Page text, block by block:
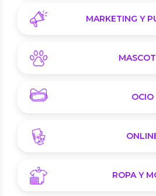
MARKETING Y
OCIO
ROPA Y